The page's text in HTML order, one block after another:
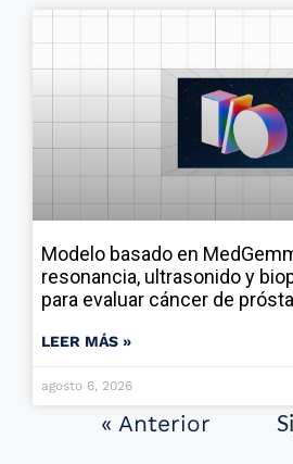
Modelo basado en
resonancia, ultrasonido y
para evaluar cáncer de
LEER MÁS »
agosto 6, 2026
« Anterior